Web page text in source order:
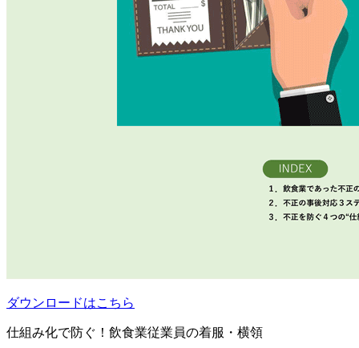
ダウンロードはこちら
仕組み化で防ぐ！飲食業従業員の着服・横領